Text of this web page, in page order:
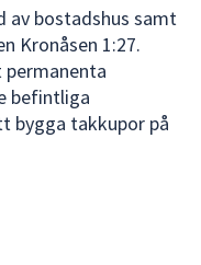
Använd
piltangenterna
för
att
navigera
av bostadshus samt
Kronåsen 1:27.
befintliga
bygga takkupor på